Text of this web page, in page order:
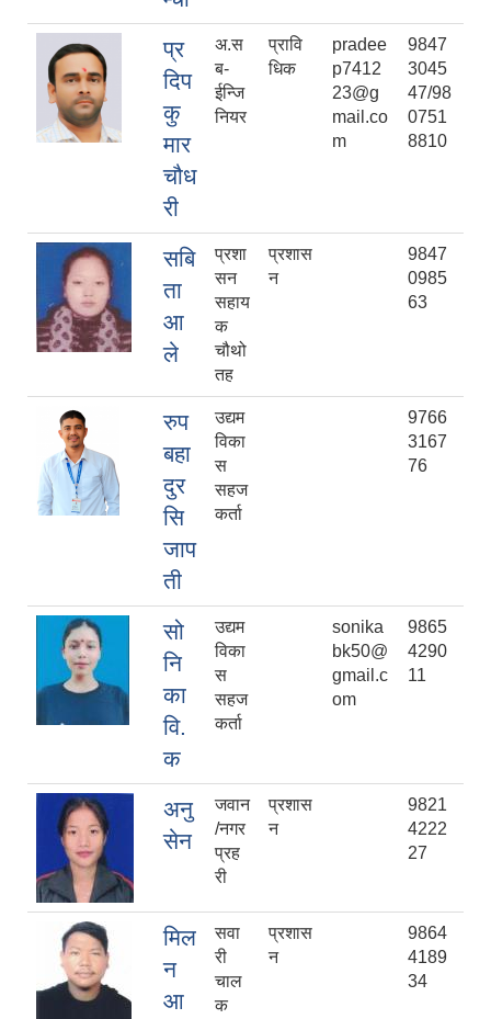
प्र
दिप
कु
मार
चौध
री
अ.स
ब-
ईन्जि
नियर
प्रावि
धिक
pradee
p7412
23@g
mail.co
m
9847
3045
47/98
0751
8810
सबि
ता
आ
ले
प्रशा
सन
सहाय
क
चौथो
तह
प्रशास
न
9847
0985
63
रुप
बहा
दुर
सि
जाप
ती
उद्यम
विका
स
सहज
कर्ता
9766
3167
76
सो
नि
का
वि.
क
उद्यम
विका
स
सहज
कर्ता
sonika
bk50@
gmail.c
om
9865
4290
11
अनु
सेन
जवान
/नगर
प्रह
री
प्रशास
न
9821
4222
27
मिल
न
आ
सवा
री
चाल
क
प्रशास
न
9864
4189
34